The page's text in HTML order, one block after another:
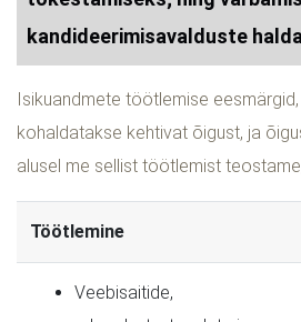
kandideerimisavalduste
Isikuandmete töötlemise
kohaldatakse kehtivat õigust, ja
alusel me sellist töötlemist
Töötlemine
Veebisaitide,